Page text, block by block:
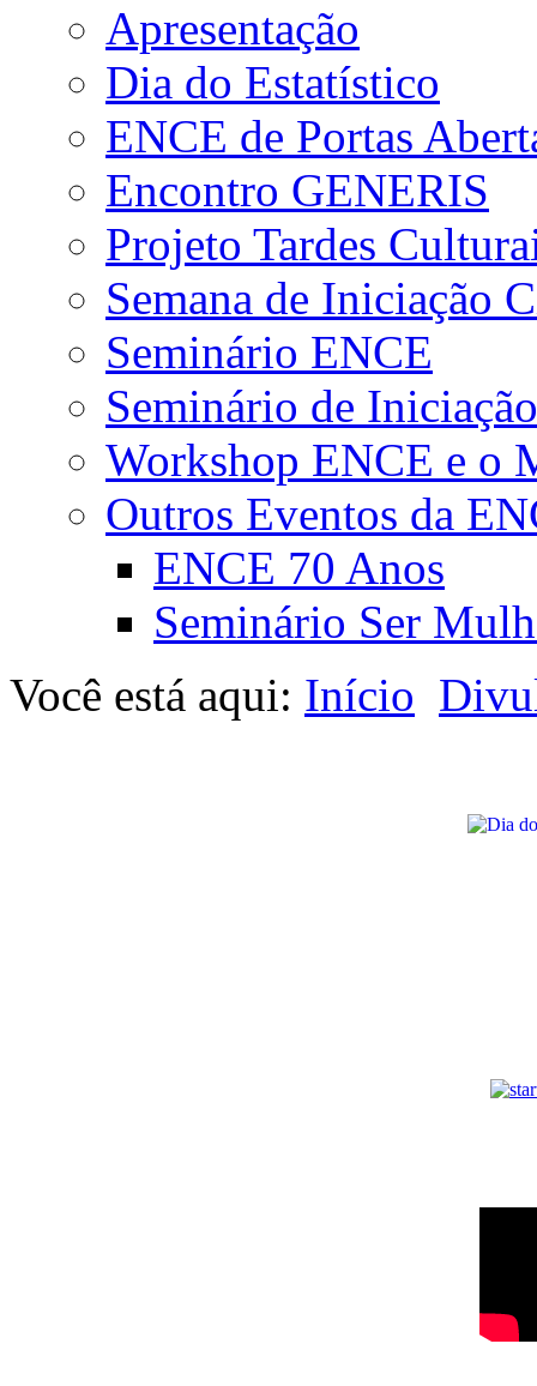
Apresentação
Dia do Estatístico
ENCE de Portas
Encontro GENERIS
Projeto Tardes
Semana de Iniciação
Seminário ENCE
Seminário de
Workshop ENCE e o
Outros Eventos da
ENCE 70 Anos
Seminário Ser
Você está aqui: Início